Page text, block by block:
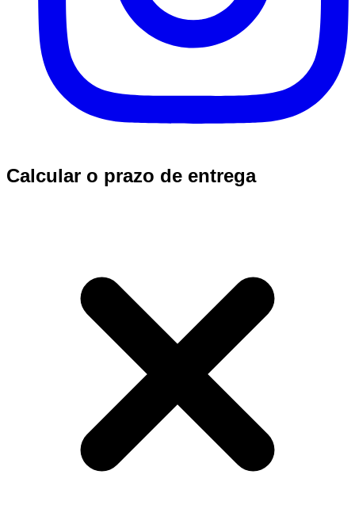
Calcular o prazo de entrega